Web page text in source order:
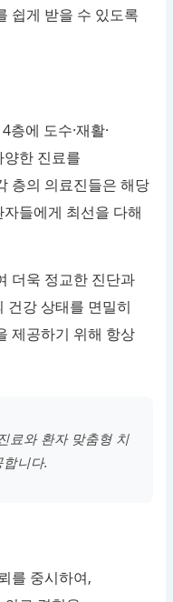
쉽게 받을 수 있도록
에 도수·재활·
한 진료를
층의 의료진들은 해당
들에게 최선을 다해
더욱 정교한 진단과
건강 상태를 면밀히
제공하기 위해 항상
료와 환자 맞춤형 치
니다.
를 중시하여,